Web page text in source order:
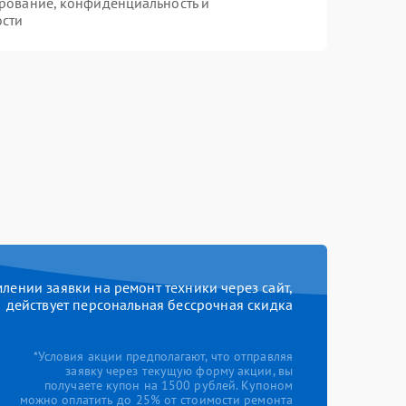
заявки на ремонт техники через сайт,
действует персональная бессрочная скидка
*Условия акции предполагают, что отправляя
заявку через текущую форму акции, вы
получаете купон на 1500 рублей. Купоном
можно оплатить до 25% от стоимости ремонта